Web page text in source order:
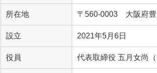
所在地 〒560-0003 大阪府豊
設立 2021年5月6日
役員 代表取締役 五月女尚（